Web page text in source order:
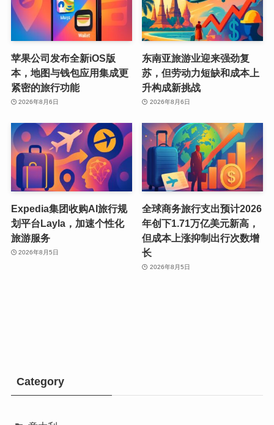
苹果公司发布全新iOS版
本，地图与钱包应用集成更
紧密的旅行功能
2026年8月6日
东南亚旅游业迎来强劲复
苏，但劳动力短缺和成本上
升构成新挑战
2026年8月6日
Expedia集团收购AI旅行规
划平台Layla，加速个性化
旅游服务
2026年8月5日
全球商务旅行支出预计2026
年创下1.71万亿美元新高，
但成本上涨抑制出行次数增
长
2026年8月5日
Category